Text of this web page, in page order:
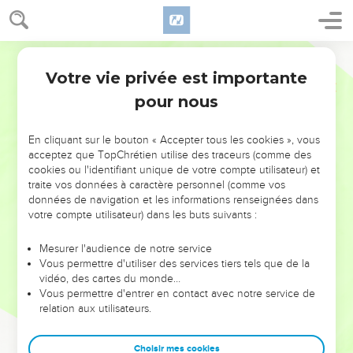
NE MANQUEZ PAS L’ÉVÉNEMENT
DE L’ANNÉE !
ET SI LEURS ERREURS POUVAIENT VOUS ÉVITER LES
VOTRES ?
leur foi ou leur vision. Mais on voit moins les doutes, les erreurs
et les saisons difficiles qu'ils ont traversés, alors même que ce
sont elles qui les ont façonnés.
Dans cette conférence, leaders, entrepreneurs, et responsables
clés pour avancer avec plus de sagesse afin que leurs erreurs
Votre vie privée est importante
pour nous
En cliquant sur le bouton « Accepter tous les cookies », vous
acceptez que TopChrétien utilise des traceurs (comme des
cookies ou l'identifiant unique de votre compte utilisateur) et
traite vos données à caractère personnel (comme vos
données de navigation et les informations renseignées dans
votre compte utilisateur) dans les buts suivants :
Mesurer l'audience de notre service
Vous permettre d'utiliser des services tiers tels que de la
vidéo, des cartes du monde…
Vous permettre d'entrer en contact avec notre service de
relation aux utilisateurs.
Choisir mes cookies